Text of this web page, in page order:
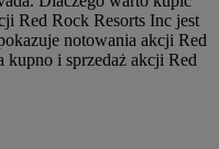
Red Rock Resorts Inc jest
notowania akcji Red
i sprzedaż akcji Red